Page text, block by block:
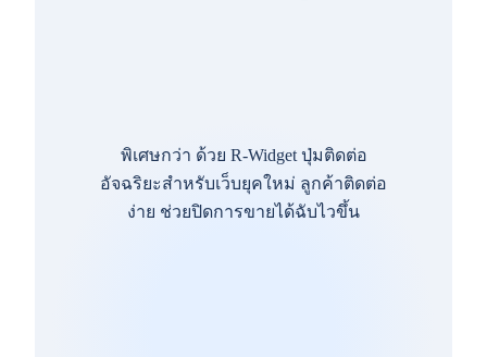
พิเศษกว่า ด้วย R-Widget ปุ่มติดต่อ
อัจฉริยะสำหรับเว็บยุคใหม่ ลูกค้าติดต่อ
ง่าย ช่วยปิดการขายได้ฉับไวขึ้น